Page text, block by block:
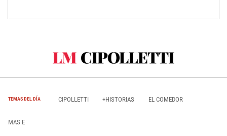
TEMAS DEL DÍA CIPOLLETTI +HISTORIAS EL COMEDOR
MAS E